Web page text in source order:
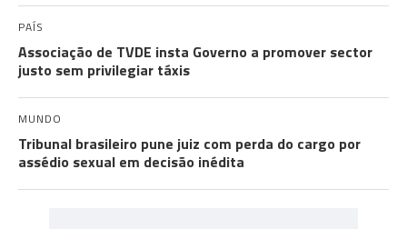
PAÍS
Associação de TVDE insta Governo a promover sector
justo sem privilegiar táxis
MUNDO
Tribunal brasileiro pune juiz com perda do cargo por
assédio sexual em decisão inédita